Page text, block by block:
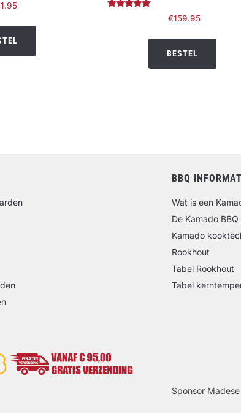
€159.95
BESTEL
BBQ
Wat is een
De Kamado
Kamado
Rookhout
Tabel Rookhout
Tabel
Sponsor